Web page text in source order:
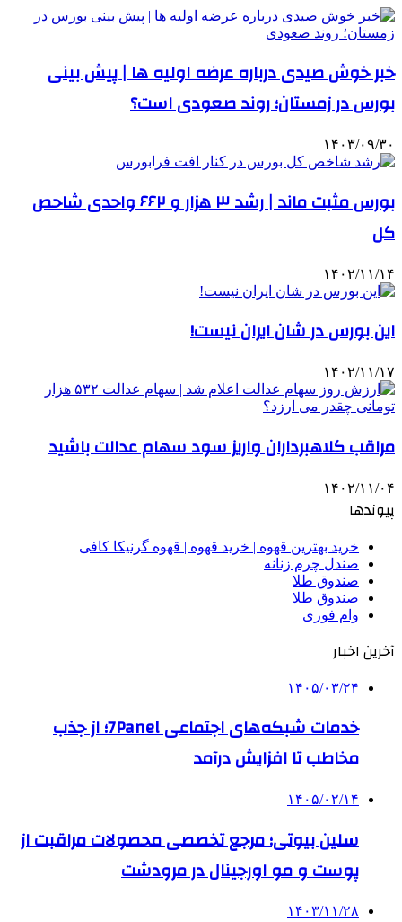
خبر خوش صیدی درباره عرضه اولیه ها | پیش بینی
بورس در زمستان؛ روند صعودی است؟
۱۴۰۳/۰۹/۳۰
بورس مثبت ماند | رشد ۳ هزار و ۶۶۲ واحدی شاحص
کل
۱۴۰۲/۱۱/۱۴
این بورس در شان ایران نیست!
۱۴۰۲/۱۱/۱۷
مراقب کلاهبرداران واریز سود سهام عدالت باشید
۱۴۰۲/۱۱/۰۴
پیوندها
خرید بهترین قهوه | خرید قهوه | قهوه گرنیکا کافی
صندل چرم زنانه
صندوق طلا
صندوق طلا
وام فوری
آخرین اخبار
۱۴۰۵/۰۳/۲۴
خدمات شبکه‌های اجتماعی 7Panel؛ از جذب
مخاطب تا افزایش درآمد
۱۴۰۵/۰۲/۱۴
سلین بیوتی؛ مرجع تخصصی محصولات مراقبت از
پوست و مو اورجینال در مرودشت
۱۴۰۳/۱۱/۲۸